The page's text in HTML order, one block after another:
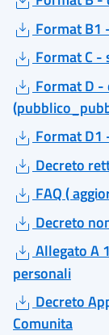
Format B1
Format C -
Format D -
Format D1
Decreto
FAQ (
Decreto
Allegato A
personali
Decreto
Comunita